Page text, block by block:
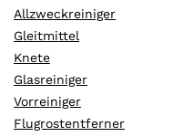
Allzweckreiniger
Gleitmittel
Knete
Glasreiniger
Vorreiniger
Flugrostentferner